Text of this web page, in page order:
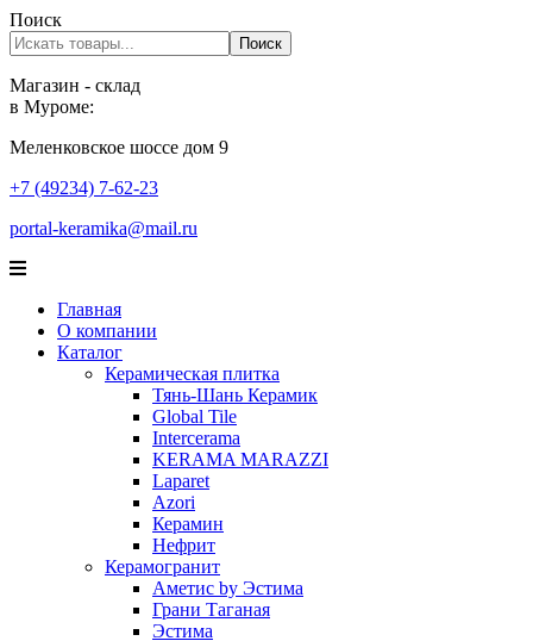
Поиск
Поиск
Магазин - склад
в Муроме:
Меленковское шоссе дом 9
+7 (49234) 7-62-23
portal-keramika@mail.ru
Главная
О компании
Каталог
Керамическая плитка
Тянь-Шань Керамик
Global Tile
Intercerama
KERAMA MARAZZI
Laparet
Аzori
Керамин
Нефрит
Керамогранит
Аметис by Эстима
Грани Таганая
Эстима